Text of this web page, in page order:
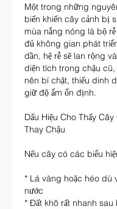
Một trong những
biến khiến cây cảnh bị
mùa nắng nóng là bộ
đủ không gian phát
dần, hệ rễ sẽ lan rộng
diện tích trong chậu cũ,
nên bí chặt, thiếu dinh
giữ độ ẩm ổn định.
Dấu Hiệu Cho Thấy
Thay Chậu
Nếu cây có các biểu
* Lá vàng hoặc héo dù
nước
* Đất khô rất nhanh sau